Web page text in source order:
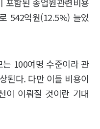
542억원(12.5%) 늘었
100여명 수준이라 관
된다. 다만 이들 비용이
이 이뤄질 것이란 기대